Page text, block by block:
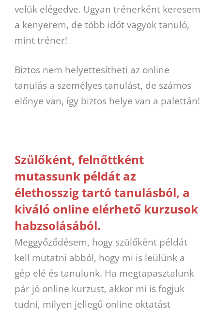
velük elégedve. Ugyan trénerként keresem
a kenyerem, de több időt vagyok tanuló,
mint tréner!
Biztos nem helyettesítheti az online
tanulás a személyes tanulást, de számos
előnye van, így biztos helye van a palettán!
Szülőként, felnőttként
mutassunk példát az
élethosszig tartó tanulásból, a
kiváló online elérhető kurzusok
habzsolásából.
Meggyőződésem, hogy szülőként példát
kell mutatni abból, hogy mi is leülünk a
gép elé és tanulunk. Ha megtapasztalunk
pár jó online kurzust, akkor mi is fogjuk
tudni, milyen jellegű online oktatást